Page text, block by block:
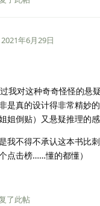
2021年6月29日
我对这种奇奇怪怪的悬
是真的设计得非常精妙
姐倒贴）又悬疑推理的
我不得不承认这本书比
点击榜……懂的都懂）
了此帖